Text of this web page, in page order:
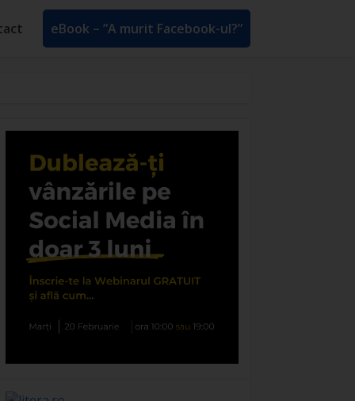
eBook – ”A murit Facebook-ul?”